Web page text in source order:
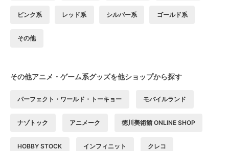
ピンク系 レッド系 シルバー系 ゴールド系
その他
その他アニメ・ゲーム系グッズを他ショップから探す
パーフェクト・ワールド・トーキョー モバイルランド
ナゾトック アニメーク 徳川美術館 ONLINE SHOP
HOBBY STOCK インフィニット クレコ